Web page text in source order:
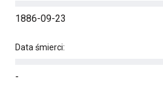
1886-09-23
Data śmierci:
-